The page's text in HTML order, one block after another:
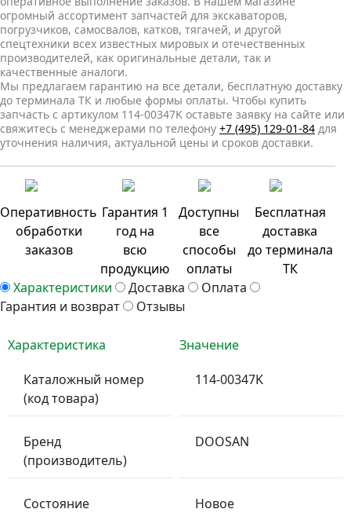
огромный ассортимент запчастей для экскаваторов,
погрузчиков, самосвалов, катков, тягачей, и другой
спецтехники всех известных мировых и отечественных
производителей, как оригинальные детали, так и
качественные аналоги.
Мы предлагаем гарантию на все детали, бесплатную доставку
до терминала ТК и любые формы оплаты. Чтобы купить
запчасть с артикулом 114-00347K оставьте заявку на сайте или
свяжитесь с менеджерами по телефону +7 (495) 129-01-84 для
уточнения наличия, актуальной цены и сроков доставки.
Оперативность
обработки
заказов
Гарантия 1
год на
всю
продукцию
Доступны
все
способы
оплаты
Бесплатная
доставка
до терминала
ТК
Характеристики
Доставка
Оплата
Гарантия и возврат
Отзывы
Характеристика
Значение
Каталожный номер
(код товара)
114-00347K
Бренд
(производитель)
DOOSAN
Состояние Новое